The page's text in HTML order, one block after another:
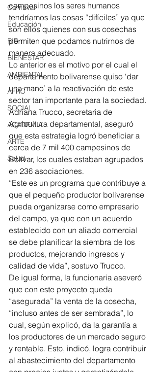
Carnaval
Educación
BID
BIENESTAR
AMBIENTAL
AFRO
SOCIAL
ACADEMIA
ARTE
Salud
campesinos los seres humanos
tendríamos las cosas “difíciles” ya que
son ellos quienes con sus cosechas
permiten que podamos nutrirnos de
manera adecuado.
Lo anterior es el motivo por el cual el
departamento bolivarense quiso ‘dar
una mano’ a la reactivación de este
sector tan importante para la sociedad.
Adriana Trucco, secretaria de
Agricultura departamental, aseguró
que esta estrategia logró beneficiar a
cerca de 7 mil 400 campesinos de
Bolívar, los cuales estaban agrupados
en 236 asociaciones.
“Este es un programa que contribuye a
que el pequeño productor bolivarense
pueda organizarse como empresario
del campo, ya que con un acuerdo
establecido con un aliado comercial
se debe planificar la siembra de los
productos, mejorando ingresos y
calidad de vida”, sostuvo Trucco.
De igual forma, la funcionaria aseveró
que con este proyecto queda
“asegurada” la venta de la cosecha,
“incluso antes de ser sembrada”, lo
cual, según explicó, da la garantía a
los productores de un mercado seguro
y rentable. Esto, indicó, logra contribuir
al abastecimiento del departamento